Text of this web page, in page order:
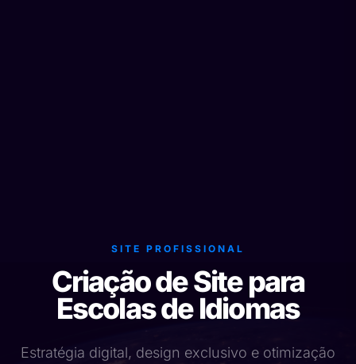
SITE PROFISSIONAL
Criação de Site para
Escolas de Idiomas
Estratégia digital, design exclusivo e otimização